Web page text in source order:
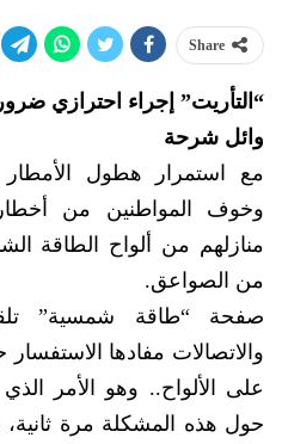
Share
“التأريت” إجراء احترازي
وائل شرحة
مع استمرار هطول
وخوف المواطنين من
منازلهم من ألواح الطاقة
من الصواعق.
صفحة “طاقة شمسية”
والاتصالات مفادها
على الألواح.. وهو الأمر
حول هذه المشكلة مرة ثانية،